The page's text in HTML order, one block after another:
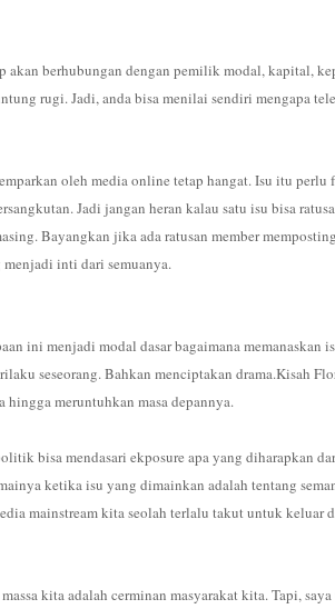
akan berhubungan dengan pemilik modal, kapital,
rugi. Jadi, anda bisa menilai sendiri mengapa
oleh media online tetap hangat. Isu itu perlu
Jadi jangan heran kalau satu isu bisa
Bayangkan jika ada ratusan member
inti dari semuanya.
ini menjadi modal dasar bagaimana
seseorang. Bahkan menciptakan drama.Kisah
meruntuhkan masa depannya.
bisa mendasari ekposure apa yang diharapkan
ketika isu yang dimainkan adalah tentang
mainstream kita seolah terlalu takut untuk keluar
kita adalah cerminan masyarakat kita. Tapi,